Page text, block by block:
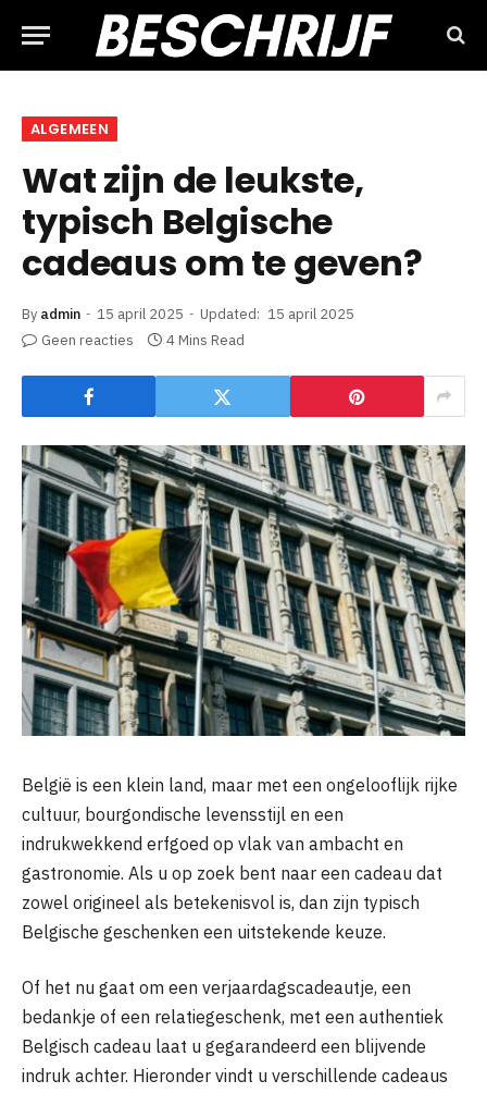
ALGEMEEN
Wat zijn de leukste,
typisch Belgische
cadeaus om te geven?
By admin 15 april 2025 Updated: 15 april 2025
Geen reacties
4 Mins Read
België is een klein land, maar met een ongelooflijk rijke
cultuur, bourgondische levensstijl en een
indrukwekkend erfgoed op vlak van ambacht en
gastronomie. Als u op zoek bent naar een cadeau dat
zowel origineel als betekenisvol is, dan zijn typisch
Belgische geschenken een uitstekende keuze.
Of het nu gaat om een verjaardagscadeautje, een
bedankje of een relatiegeschenk, met een authentiek
Belgisch cadeau laat u gegarandeerd een blijvende
indruk achter. Hieronder vindt u verschillende cadeaus